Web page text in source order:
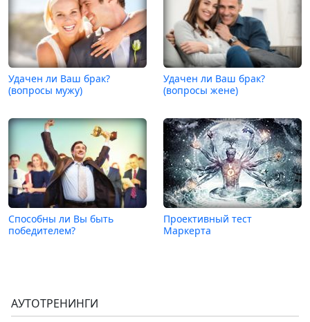
Удачен ли Ваш брак?
(вопросы мужу)
Удачен ли Ваш брак?
(вопросы жене)
Способны ли Вы быть
победителем?
Проективный тест
Маркерта
АУТОТРЕНИНГИ